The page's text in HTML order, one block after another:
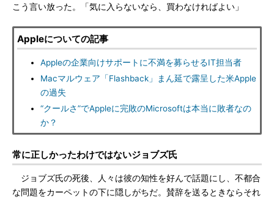
こう言い放った。「気に入らないなら、買わなければよい」
Appleについての記事
Appleの企業向けサポートに不満を募らせるIT担当者
Macマルウェア「Flashback」まん延で露呈した米Apple
の過失
“クールさ”でAppleに完敗のMicrosoftは本当に敗者なの
か？
常に正しかったわけではないジョブズ氏
ジョブズ氏の死後、人々は彼の知性を好んで話題にし、不都合
な問題をカーペットの下に隠しがちだ。賛辞を送るときならそれ